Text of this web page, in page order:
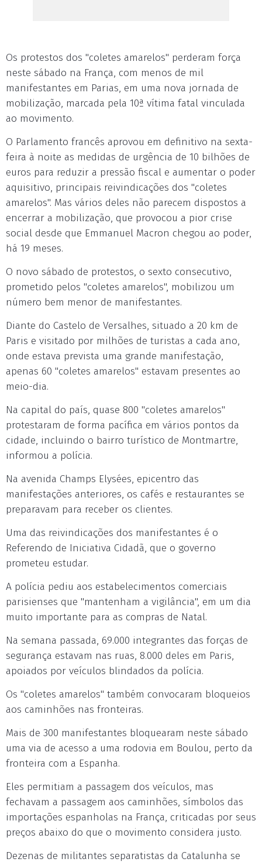
Os protestos dos "coletes amarelos" perderam força
neste sábado na França, com menos de mil
manifestantes em Parias, em uma nova jornada de
mobilização, marcada pela 10ª vítima fatal vinculada
ao movimento.
O Parlamento francês aprovou em definitivo na sexta-
feira à noite as medidas de urgência de 10 bilhões de
euros para reduzir a pressão fiscal e aumentar o poder
aquisitivo, principais reivindicações dos "coletes
amarelos". Mas vários deles não parecem dispostos a
encerrar a mobilização, que provocou a pior crise
social desde que Emmanuel Macron chegou ao poder,
há 19 meses.
O novo sábado de protestos, o sexto consecutivo,
prometido pelos "coletes amarelos", mobilizou um
número bem menor de manifestantes.
Diante do Castelo de Versalhes, situado a 20 km de
Paris e visitado por milhões de turistas a cada ano,
onde estava prevista uma grande manifestação,
apenas 60 "coletes amarelos" estavam presentes ao
meio-dia.
Na capital do país, quase 800 "coletes amarelos"
protestaram de forma pacífica em vários pontos da
cidade, incluindo o bairro turístico de Montmartre,
informou a polícia.
Na avenida Champs Elysées, epicentro das
manifestações anteriores, os cafés e restaurantes se
preparavam para receber os clientes.
Uma das reivindicações dos manifestantes é o
Referendo de Iniciativa Cidadã, que o governo
prometeu estudar.
A polícia pediu aos estabelecimentos comerciais
parisienses que "mantenham a vigilância", em um dia
muito importante para as compras de Natal.
Na semana passada, 69.000 integrantes das forças de
segurança estavam nas ruas, 8.000 deles em Paris,
apoiados por veículos blindados da polícia.
Os "coletes amarelos" também convocaram bloqueios
aos caminhões nas fronteiras.
Mais de 300 manifestantes bloquearam neste sábado
uma via de acesso a uma rodovia em Boulou, perto da
fronteira com a Espanha.
Eles permitiam a passagem dos veículos, mas
fechavam a passagem aos caminhões, símbolos das
importações espanholas na França, criticadas por seus
preços abaixo do que o movimento considera justo.
Dezenas de militantes separatistas da Catalunha se